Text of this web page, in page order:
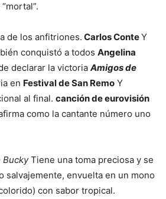
de los anfitriones. Carlos ConteY
conquistó a todos Angelina
declarar la victoria Amigos de
en Festival de San Remo Y
al final. canción de eurovisión
como la cantante número uno
BuckyTiene una toma preciosa y se
salvajemente, envuelta en un mono
con sabor tropical.